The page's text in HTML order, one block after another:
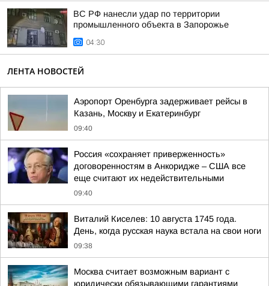
ВС РФ нанесли удар по территории
промышленного объекта в Запорожье
04:30
ЛЕНТА НОВОСТЕЙ
Аэропорт Оренбурга задерживает рейсы в
Казань, Москву и Екатеринбург
09:40
Россия «сохраняет приверженность»
договоренностям в Анкоридже – США все
еще считают их недействительными
09:40
Виталий Киселев: 10 августа 1745 года.
День, когда русская наука встала на свои ноги
09:38
Москва считает возможным вариант с
юридически обязывающими гарантиями